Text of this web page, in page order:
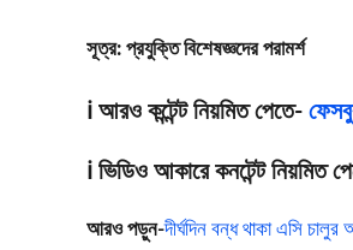
সূত্র: প্রযুক্তি বিশেষজ্ঞদের পরামর্শ
ℹ️ আরও কন্টেন্ট নিয়মিত পেতে-
ℹ️ ভিডিও আকারে কনটেন্ট নিয়মিত
আরও পড়ুন-দীর্ঘদিন বন্ধ থাকা এসি